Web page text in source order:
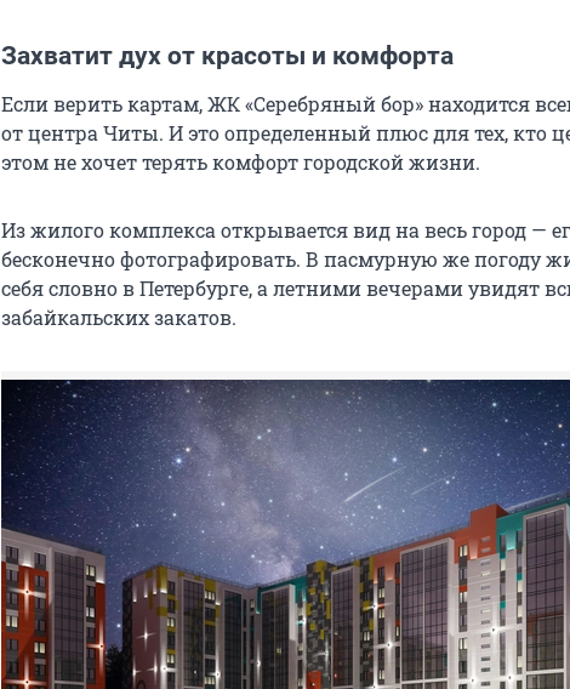
Захватит дух от красоты и комфорта
Если верить картам, ЖК «Серебряный бор» находится
от центра Читы. И это определенный плюс для тех, кто
этом не хочет терять комфорт городской жизни.
Из жилого комплекса открывается вид на весь город —
бесконечно фотографировать. В пасмурную же погоду
себя словно в Петербурге, а летними вечерами увидят
забайкальских закатов.